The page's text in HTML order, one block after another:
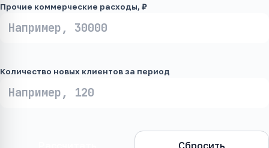
Прочие коммерческие расходы, ₽
Количество новых клиентов за период
Сбросить